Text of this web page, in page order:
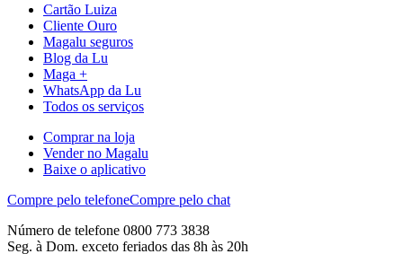
Cartão Luiza
Cliente Ouro
Magalu seguros
Blog da Lu
Maga +
WhatsApp da Lu
Todos os serviços
Comprar na loja
Vender no Magalu
Baixe o aplicativo
Compre pelo telefoneCompre pelo chat
Número de telefone 0800 773 3838
Seg. à Dom. exceto feriados das 8h às 20h